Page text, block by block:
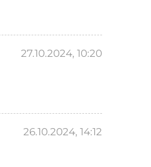
27.10.2024, 10:20
26.10.2024, 14:12